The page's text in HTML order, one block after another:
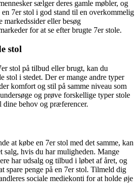
sælger deres gamle møbler, og
7er stol i god stand til en overkommelig
eller besøg
for at se efter brugte 7er stole.
stol
stol på tilbud eller brugt, kan du
stol i stedet. Der er mange andre typer
komfort og stil på samme niveau som
og prøve forskellige typer stole
dine behov og præferencer.
at købe en 7er stol med det samme, kan
salg, hvis du har muligheden. Mange
har udsalg og tilbud i løbet af året, og
spare penge på en 7er stol. Tilmeld dig
sociale mediekonti for at holde øje